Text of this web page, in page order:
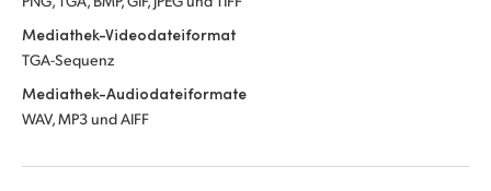
Mediathek-Videodateiformat
TGA-Sequenz
Mediathek-Audiodateiformate
WAV, MP3 und AIFF